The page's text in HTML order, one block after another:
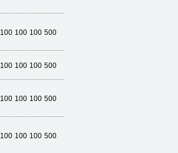
100 100 100 500
100 100 100 500
100 100 100 500
100 100 100 500